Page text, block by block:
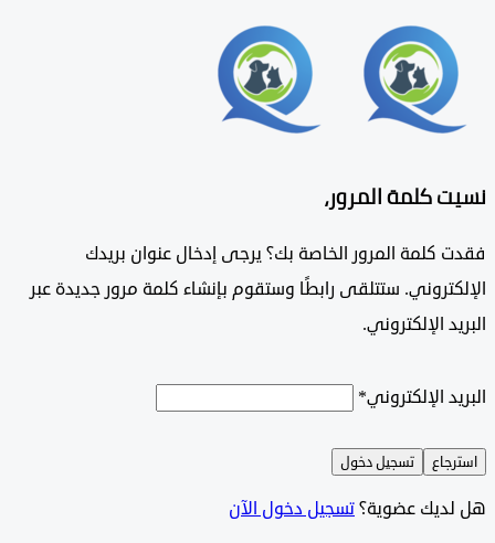
كلمة المرور،
كلمة المرور الخاصة بك؟ يرجى إدخال عنوان بريدك
ستتلقى رابطًا وستقوم بإنشاء كلمة مرور جديدة عبر
الإلكتروني.
الإلكتروني*
تسجيل دخول
عضوية؟تسجيل دخول الآن